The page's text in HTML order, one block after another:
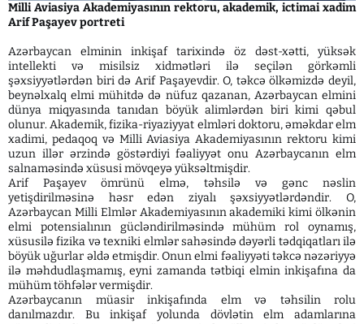
Milli Aviasiya Akademiyasının rektoru, akademik, ictimai xadim
Arif Paşayev portreti
Azərbaycan elminin inkişaf tarixində öz dəst-xətti, yüksək
intellekti və misilsiz xidmətləri ilə seçilən görkəmli
şəxsiyyətlərdən biri də Arif Paşayevdir. O, təkcə ölkəmizdə deyil,
beynəlxalq elmi mühitdə də nüfuz qazanan, Azərbaycan elmini
dünya miqyasında tanıdan böyük alimlərdən biri kimi qəbul
olunur. Akademik, fizika-riyaziyyat elmləri doktoru, əməkdar elm
xadimi, pedaqoq və Milli Aviasiya Akademiyasının rektoru kimi
uzun illər ərzində göstərdiyi fəaliyyət onu Azərbaycanın elm
salnaməsində xüsusi mövqeyə yüksəltmişdir.
Arif Paşayev ömrünü elmə, təhsilə və gənc nəslin
yetişdirilməsinə həsr edən ziyalı şəxsiyyətlərdəndir. O,
Azərbaycan Milli Elmlər Akademiyasının akademiki kimi ölkənin
elmi potensialının gücləndirilməsində mühüm rol oynamış,
xüsusilə fizika və texniki elmlər sahəsində dəyərli tədqiqatları ilə
böyük uğurlar əldə etmişdir. Onun elmi fəaliyyəti təkcə nəzəriyyə
ilə məhdudlaşmamış, eyni zamanda tətbiqi elmin inkişafına da
mühüm töhfələr vermişdir.
Azərbaycanın müasir inkişafında elm və təhsilin rolu
danılmazdır. Bu inkişaf yolunda dövlətin elm adamlarına